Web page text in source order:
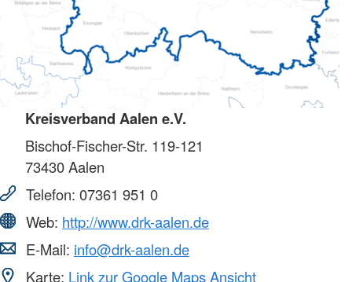
Kreisverband Aalen e.V.
Bischof-Fischer-Str. 119-121
73430Aalen
Telefon: 07361 951 0
Web: http://www.drk-aalen.de
E-Mail: info@drk-aalen.de
Karte: Link zur Google Maps Ansicht